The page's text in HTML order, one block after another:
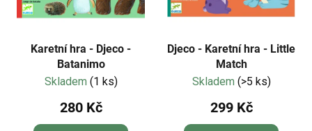
Karetní hra - Djeco -
Batanimo
Skladem (1 ks)
280 Kč
Djeco - Karetní hra - Little
Match
Skladem (>5 ks)
299 Kč